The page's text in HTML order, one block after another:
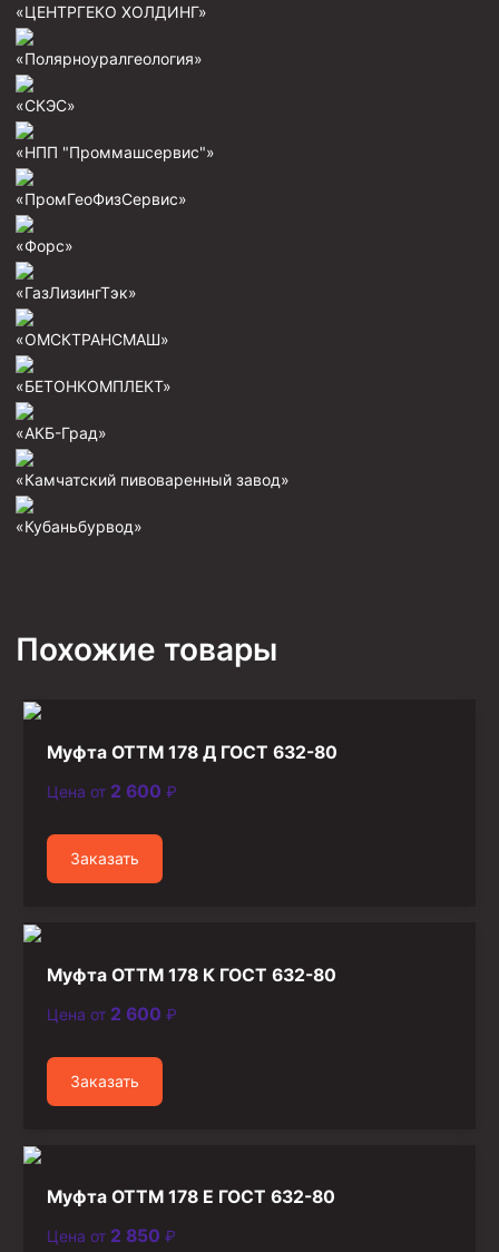
Скреперы механические
Штанголовки
Удочки ловильные
Обурочный комплекс ОК
Фрезеры торцевые с фрезерующей воронкой и с
Магнитные ловители
Фрезеры арбузообразные
Фрезеры стартово-оконные
Фрезеры Барракуда
Фрезеры пилотные
Фрезеры-долота торцевые
Клинья — отклонители
Метчики ловильные
Быстроразъёмные соединения (БРС)
Стропы
Стропы канатные ВК
Стропы канатные
Стропы цепные
Элементы линии обвязки
«ЦЕНТРГЕКО ХОЛДИНГ»
«Полярноуралгеология»
«СКЭС»
«НПП "Проммашсервис"»
«ПромГеоФизСервис»
«Форс»
«ГазЛизингТэк»
«ОМСКТРАНСМАШ»
«БЕТОНКОМПЛЕКТ»
«АКБ-Град»
«Камчатский пивоваренный завод»
«Кубаньбурвод»
Похожие товары
Муфта ОТТМ 178 Д ГОСТ 632-80
Цена от 2 600 ₽
Заказать
Муфта ОТТМ 178 К ГОСТ 632-80
Цена от 2 600 ₽
Заказать
Муфта ОТТМ 178 Е ГОСТ 632-80
Цена от 2 850 ₽